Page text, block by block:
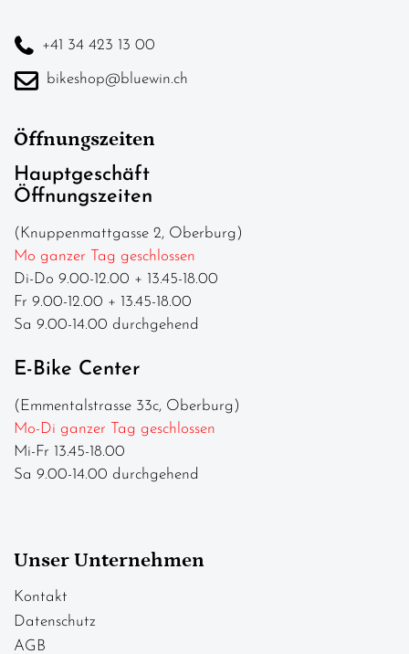
+41 34 423 13 00
bikeshop@bluewin.ch
Öffnungszeiten
Hauptgeschäft
Öffnungszeiten
(Knuppenmattgasse 2, Oberburg)
Mo ganzer Tag geschlossen
Di-Do 9.00-12.00 + 13.45-18.00
Fr 9.00-12.00 + 13.45-18.00
Sa 9.00-14.00 durchgehend
E-Bike Center
(Emmentalstrasse 33c, Oberburg)
Mo-Di ganzer Tag geschlossen
Mi-Fr 13.45-18.00
Sa 9.00-14.00 durchgehend
Unser Unternehmen
Kontakt
Datenschutz
AGB